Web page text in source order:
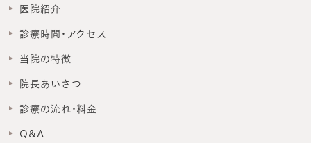
医院紹介
診療時間･アクセス
当院の特徴
院長あいさつ
診療の流れ･料金
Q&A